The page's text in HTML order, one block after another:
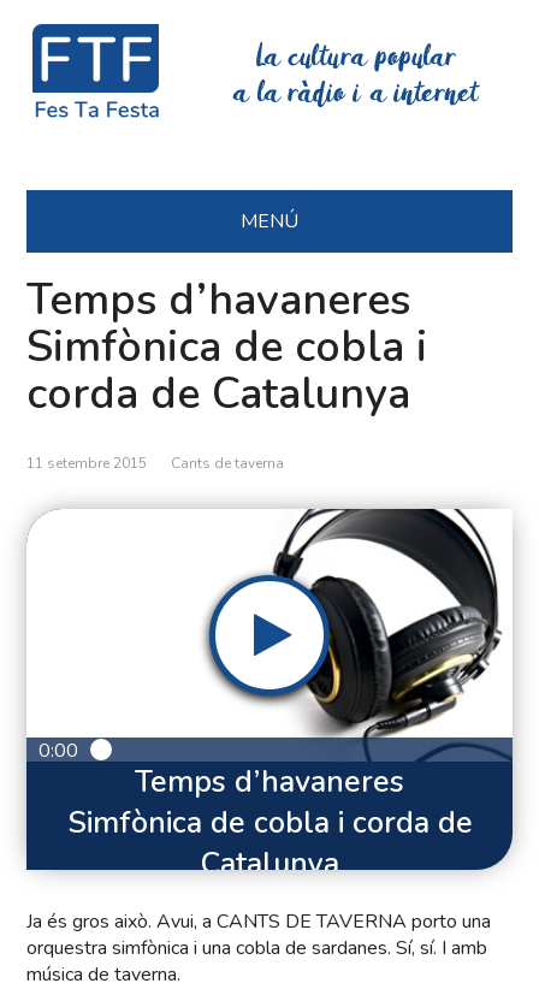
La cultura popular
a la ràdio i a internet
MENÚ
Temps d’havaneres
Simfònica de cobla i
corda de Catalunya
11 setembre 2015 Cants de taverna
0:00
Temps d’havaneres
Simfònica de cobla i corda de
Catalunya
Ja és gros això. Avui, a CANTS DE TAVERNA porto una
orquestra simfònica i una cobla de sardanes. Sí, sí. I amb
música de taverna.